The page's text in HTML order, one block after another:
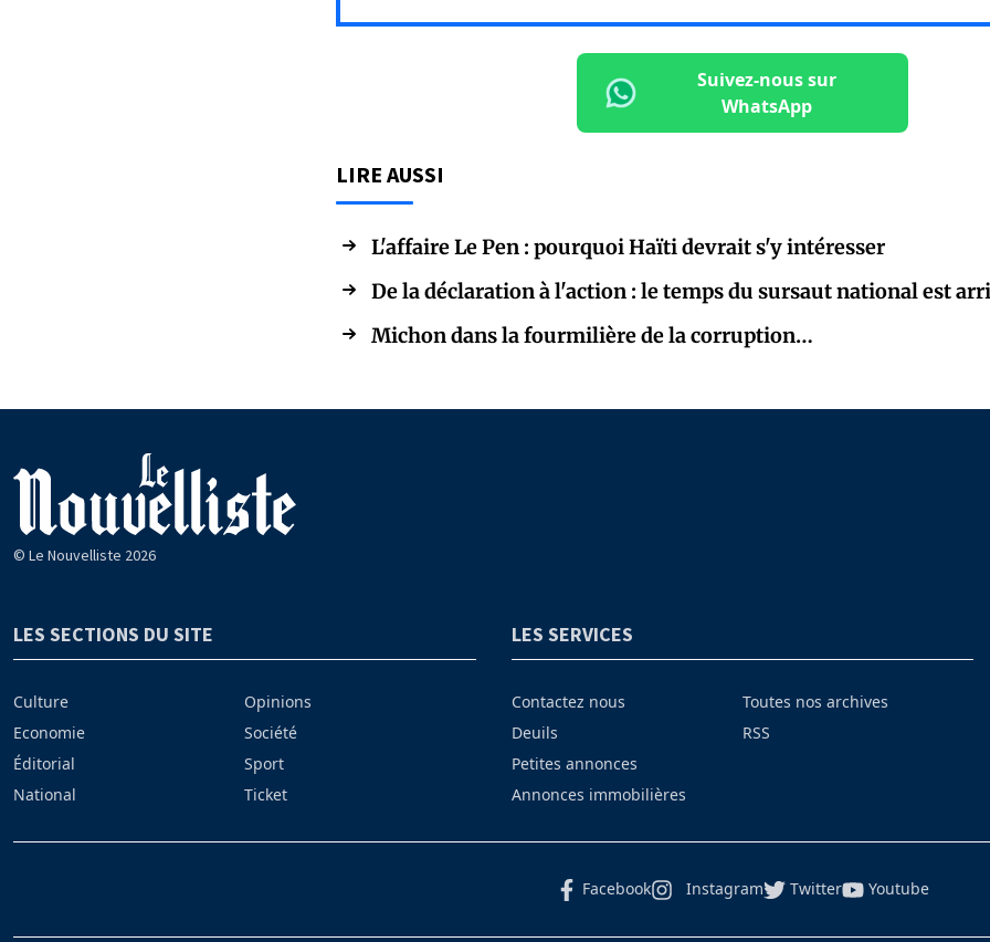
Suivez-nous sur
WhatsApp
LIRE AUSSI
L'affaire Le Pen : pourquoi Haïti devrait s'y intéresser
De la déclaration à l'action : le temps du sursaut national est
Michon dans la fourmilière de la corruption…
© Le Nouvelliste 2026
LES SECTIONS DU SITE
Culture
Economie
Éditorial
National
Opinions
Société
Sport
Ticket
LES SERVICES
Contactez nous
Deuils
Petites annonces
Annonces immobilières
Toutes nos archives
RSS
Facebook Instagram Twitter Youtube